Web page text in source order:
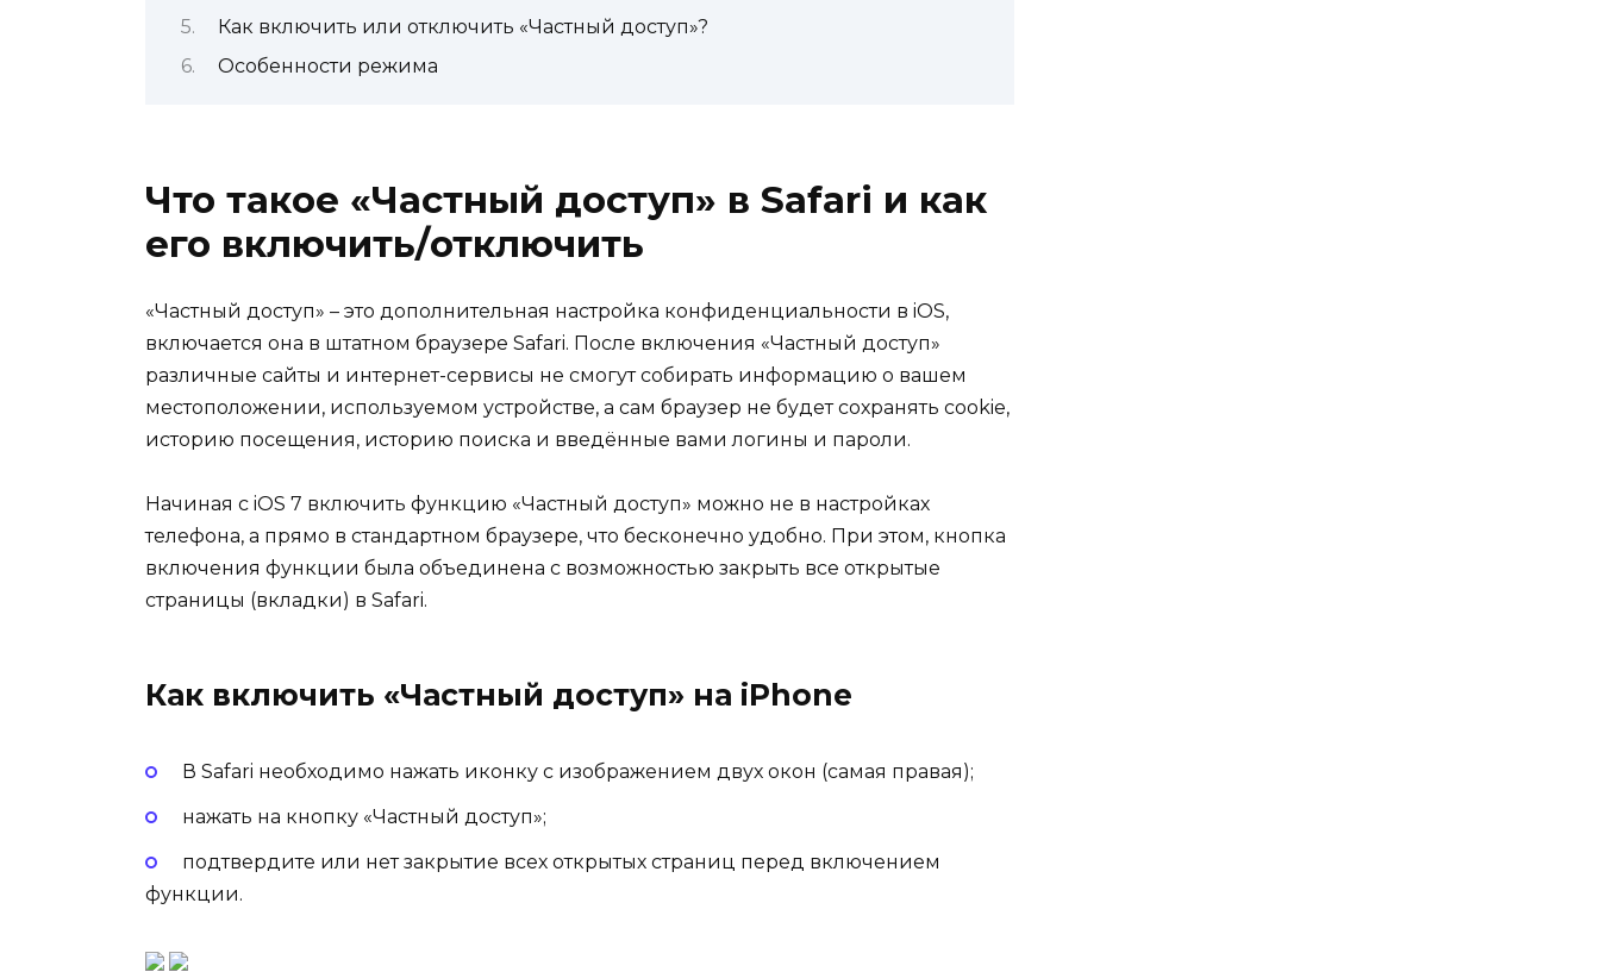
Как включить или отключить «Частный доступ»?
Особенности режима
Что такое «Частный доступ» в Safari и как
его включить/отключить
«Частный доступ» – это дополнительная настройка конфиденциальности в iOS,
включается она в штатном браузере Safari. После включения «Частный доступ»
различные сайты и интернет-сервисы не смогут собирать информацию о вашем
местоположении, используемом устройстве, а сам браузер не будет сохранять cookie,
историю посещения, историю поиска и введённые вами логины и пароли.
Начиная с iOS 7 включить функцию «Частный доступ» можно не в настройках
телефона, а прямо в стандартном браузере, что бесконечно удобно. При этом, кнопка
включения функции была объединена с возможностью закрыть все открытые
страницы (вкладки) в Safari.
Как включить «Частный доступ» на iPhone
В Safari необходимо нажать иконку с изображением двух окон (самая правая);
нажать на кнопку «Частный доступ»;
подтвердите или нет закрытие всех открытых страниц перед включением
функции.